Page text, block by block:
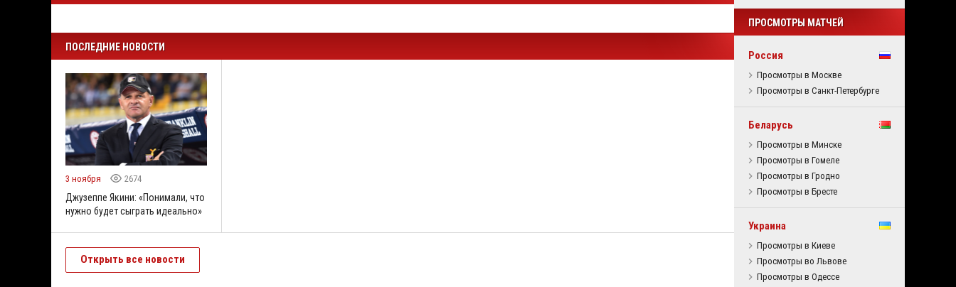
ПОСЛЕДНИЕ НОВОСТИ
3 ноября 2674
Джузеппе Якини: «Понимали, что
нужно будет сыграть идеально»
Открыть все новости
ПРОСМОТРЫ МАТЧЕЙ
Россия
Просмотры в Москве
Просмотры в Санкт-Петербурге
Беларусь
Просмотры в Минске
Просмотры в Гомеле
Просмотры в Гродно
Просмотры в Бресте
Украина
Просмотры в Киеве
Просмотры во Львове
Просмотры в Одессе